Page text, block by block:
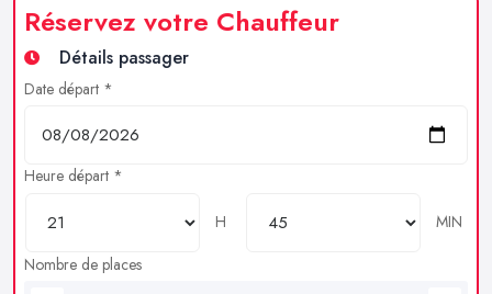
Réservez votre Chauffeur
Détails passager
Date départ *
Heure départ *
H
MIN
Nombre de places